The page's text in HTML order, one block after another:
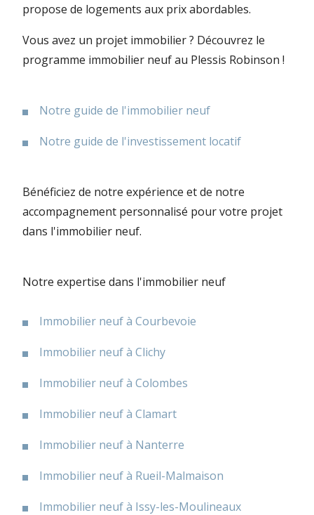
propose de logements aux prix abordables.
Vous avez un projet immobilier ? Découvrez le
programme immobilier neuf au Plessis Robinson !
Notre guide de l'immobilier neuf
Notre guide de l'investissement locatif
Bénéficiez de notre expérience et de notre
accompagnement personnalisé pour votre projet
dans l'immobilier neuf.
Notre expertise dans l'immobilier neuf
Immobilier neuf à Courbevoie
Immobilier neuf à Clichy
Immobilier neuf à Colombes
Immobilier neuf à Clamart
Immobilier neuf à Nanterre
Immobilier neuf à Rueil-Malmaison
Immobilier neuf à Issy-les-Moulineaux